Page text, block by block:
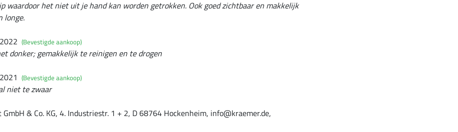
waardoor het niet uit je hand kan worden getrokken. Ook goed zichtbaar en makkelijk
longe.
(Bevestigde aankoop)
donker; gemakkelijk te reinigen en te drogen
(Bevestigde aankoop)
niet te zwaar
& Co. KG, 4. Industriestr. 1 + 2, D 68764 Hockenheim, info@kraemer.de,